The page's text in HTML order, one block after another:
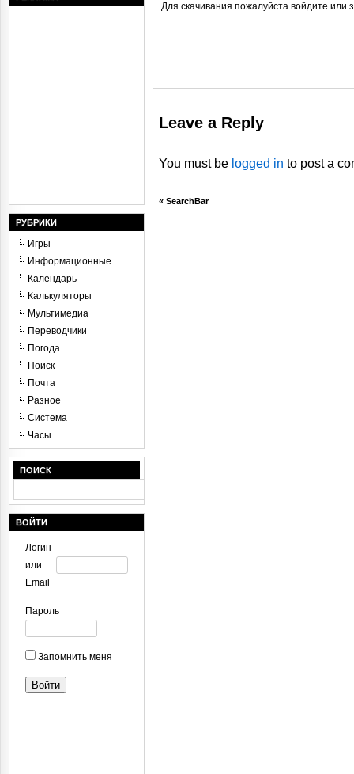
Для скачивания пожалуйста войдите или
Leave a Reply
You must be logged in to post a
«SearchBar
РУБРИКИ
Игры
Информационные
Календарь
Калькуляторы
Мультимедиа
Переводчики
Погода
Поиск
Почта
Разное
Система
Часы
ПОИСК
ВОЙТИ
Логин
или
Email
Пароль
Запомнить меня